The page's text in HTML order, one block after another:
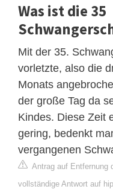
Was ist die 35
Mit der 35.
vorletzte, also die
Monats
der große Tag da
Kindes. Diese Zeit
gering, bedenkt
vergangenen
Antrag auf Entfernung
vollständige Antwort auf